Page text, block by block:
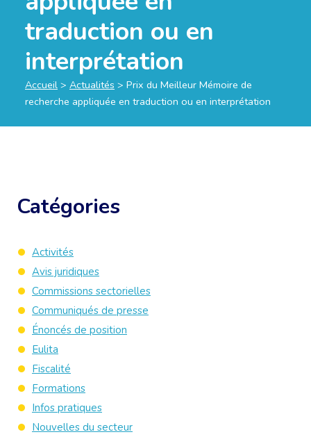
traduction ou en
interprétation
Accueil > Actualités > Prix du Meilleur Mémoire de
recherche appliquée en traduction ou en interprétation
Catégories
Activités
Avis juridiques
Commissions sectorielles
Communiqués de presse
Énoncés de position
Eulita
Fiscalité
Formations
Infos pratiques
Nouvelles du secteur